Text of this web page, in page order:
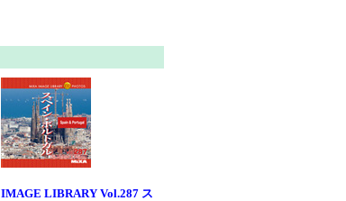
IMAGE LIBRARY Vol.287 ス